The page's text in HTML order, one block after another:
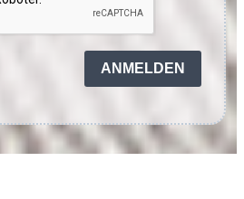
ANMELDEN